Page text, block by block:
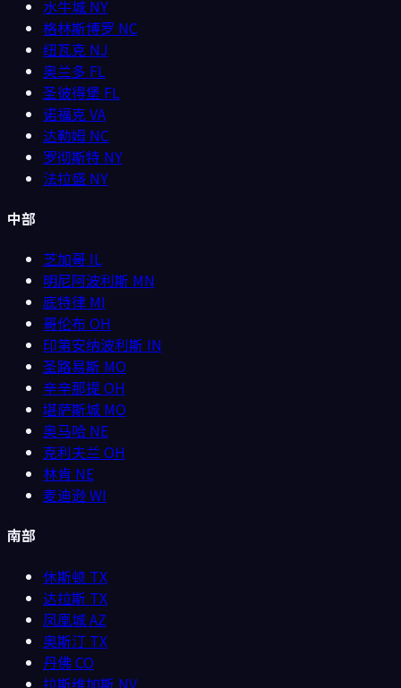
水牛城 NY
格林斯博罗 NC
纽瓦克 NJ
奥兰多 FL
圣彼得堡 FL
诺福克 VA
达勒姆 NC
罗彻斯特 NY
法拉盛 NY
中部
芝加哥 IL
明尼阿波利斯 MN
底特律 MI
哥伦布 OH
印第安纳波利斯 IN
圣路易斯 MO
辛辛那提 OH
堪萨斯城 MO
奥马哈 NE
克利夫兰 OH
林肯 NE
麦迪逊WI
南部
休斯顿 TX
达拉斯 TX
凤凰城AZ
奥斯汀 TX
丹佛CO
拉斯维加斯 NV